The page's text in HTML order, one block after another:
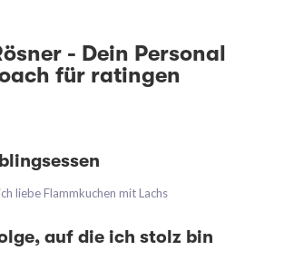
- Dein Personal
für ratingen
liebe Flammkuchen mit Lachs
auf die ich stolz bin